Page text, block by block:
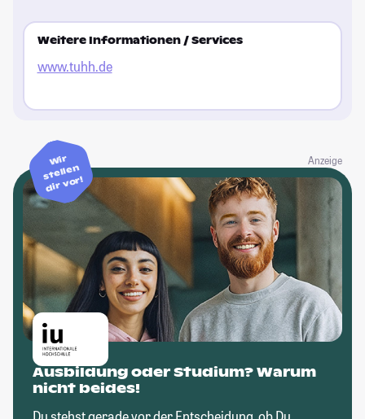
Weitere Informationen / Services
www.tuhh.de
Anzeige
Wir
stellen
dir vor!
Ausbildung oder Studium? Warum
nicht beides!